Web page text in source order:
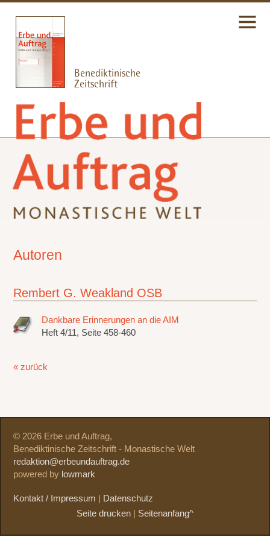
Autoren
Rembert G. Weakland OSB
Dankbare Erinnerungen an die AIM
Heft 4/11, Seite 458-460
« zurück
© 2026 Erbe und Auftrag,
Benediktinische Zeitschrift - Monastische Welt
redaktion@erbeundauftrag.de
powered by lowmark
Kontakt / Impressum
Datenschutz
Seite drucken
Seitenanfang^